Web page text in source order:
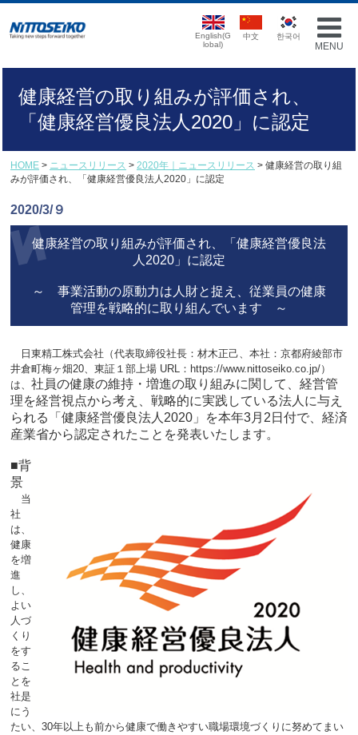
MENU
English(G
lobal)
中文 한국어
健康経営の取り組みが評価され、
「健康経営優良法人2020」に認定
HOME > ニュースリリース > 2020年｜ニュースリリース > 健康経営の取り組
みが評価され、「健康経営優良法人2020」に認定
2020/3/９
健康経営の取り組みが評価され、「健康経営優良法
人2020」に認定
～ 事業活動の原動力は人財と捉え、従業員の健康
管理を戦略的に取り組んでいます ～
日東精工株式会社（代表取締役社長：材木正己、本社：京都府綾部市
井倉町梅ヶ畑20、東証１部上場 URL：https://www.nittoseiko.co.jp/）
は、 社員の健康の維持・増進の取り組みに関して、経営管
理を経営視点から考え、戦略的に実践している法人に与え
られる「健康経営優良法人2020」を本年3月2日付で、経済
産業省から認定されたことを発表いたします。
■背
景
当
社
は、
健康
を増
進
し、
よい
人づ
くり
をす
るこ
とを
社是
にう
たい、30年以上も前から健康で働きやすい職場環境づくりに努めてまい